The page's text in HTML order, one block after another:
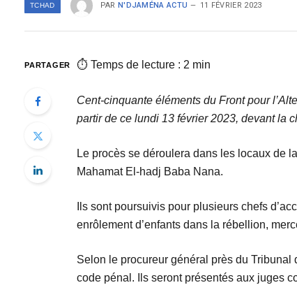
TCHAD PAR N'DJAMÉNA ACTU 11 FÉVRIER 2023
PARTAGER ⏱ Temps de lecture : 2 min
Cent-cinquante éléments du Front pour
partir de ce lundi 13 février 2023, devant la
Le procès se déroulera dans les locaux de
Mahamat El-hadj Baba Nana.
Ils sont poursuivis pour plusieurs chefs
enrôlement d’enfants dans la rébellion,
Selon le procureur général près du Tribunal
code pénal. Ils seront présentés aux juges